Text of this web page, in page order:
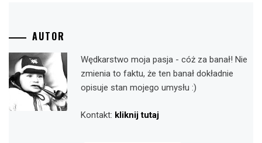
AUTOR
Wędkarstwo moja pasja - cóż za banał! Nie
zmienia to faktu, że ten banał dokładnie
opisuje stan mojego umysłu :)
Kontakt: kliknij tutaj